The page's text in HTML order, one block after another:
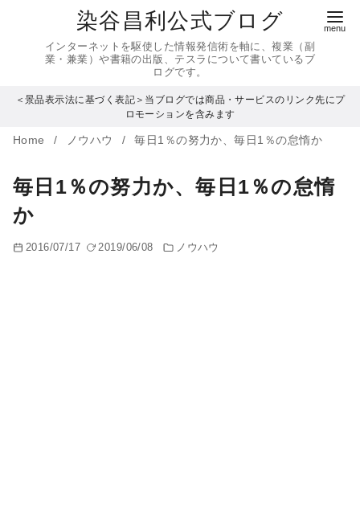
へ
動
染谷昌利公式ブログ
インターネットを駆使した情報発信術を軸に、複業（副
業・兼業）や書籍の出版、テスラについて書いているブ
ログです。
＜景品表示法に基づく表記＞当ブログでは商品・サービスのリンク先にプ
ロモーションを含みます
Home ノウハウ 毎日1％の努力か、毎日1％の怠惰か
毎日1％の努力か、毎日1％の怠惰
か
2016/07/17 2019/06/08 ノウハウ